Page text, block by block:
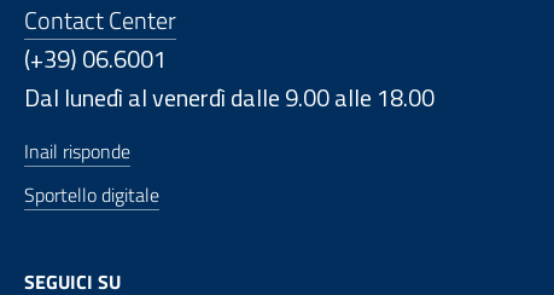
Contact Center
(+39) 06.6001
Dal lunedì al venerdì dalle 9.00 alle 18.00
Inail risponde
Sportello digitale
SEGUICI SU